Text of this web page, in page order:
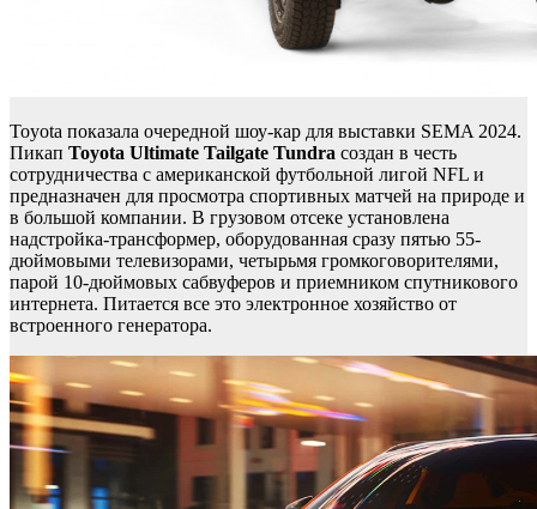
Toyota показала очередной шоу-кар для выставки SEMA 2024.
Пикап Toyota Ultimate Tailgate Tundra создан в честь
сотрудничества с американской футбольной лигой NFL и
предназначен для просмотра спортивных матчей на природе и
в большой компании. В грузовом отсеке установлена
надстройка-трансформер, оборудованная сразу пятью 55-
дюймовыми телевизорами, четырьмя громкоговорителями,
парой 10-дюймовых сабвуферов и приемником спутникового
интернета. Питается все это электронное хозяйство от
встроенного генератора.